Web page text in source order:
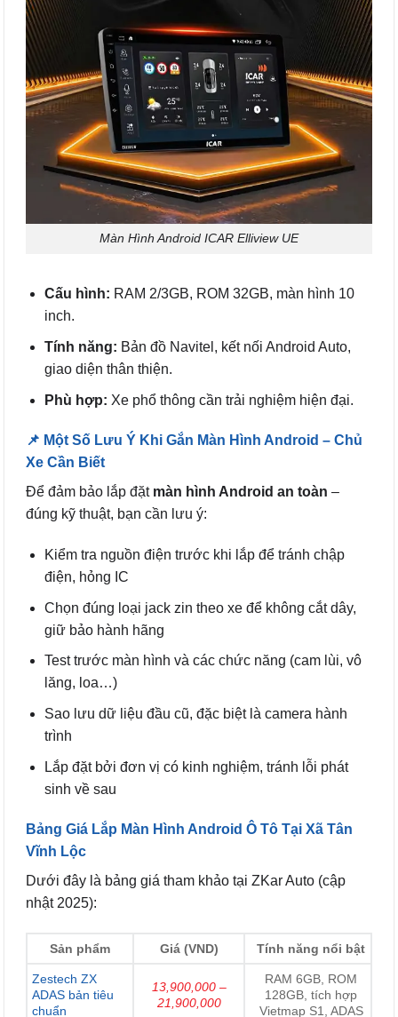
Màn Hình Android ICAR Elliview UE
Cấu hình: RAM 2/3GB, ROM 32GB, màn hình 10
inch.
Tính năng: Bản đồ Navitel, kết nối Android Auto,
giao diện thân thiện.
Phù hợp: Xe phổ thông cần trải nghiệm hiện đại.
📌 Một Số Lưu Ý Khi Gắn Màn Hình Android – Chủ
Xe Cần Biết
Để đảm bảo lắp đặt màn hình Android an toàn –
đúng kỹ thuật, bạn cần lưu ý:
Kiểm tra nguồn điện trước khi lắp để tránh chập
điện, hỏng IC
Chọn đúng loại jack zin theo xe để không cắt dây,
giữ bảo hành hãng
Test trước màn hình và các chức năng (cam lùi, vô
lăng, loa…)
Sao lưu dữ liệu đầu cũ, đặc biệt là camera hành
trình
Lắp đặt bởi đơn vị có kinh nghiệm, tránh lỗi phát
sinh về sau
Bảng Giá Lắp Màn Hình Android Ô Tô Tại Xã Tân
Vĩnh Lộc
Dưới đây là bảng giá tham khảo tại ZKar Auto (cập
nhật 2025):
Sản phẩm Giá (VND) Tính năng nổi bật
Zestech ZX
ADAS bản tiêu
chuẩn
13,900,000 –
21,900,000
RAM 6GB, ROM
128GB, tích hợp
Vietmap S1, ADAS